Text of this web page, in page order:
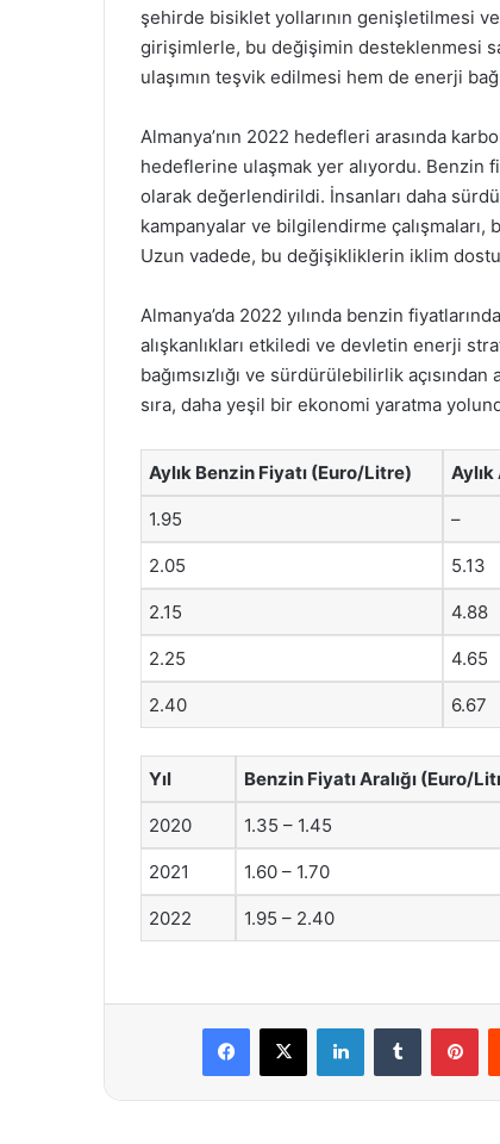
şehirde bisiklet yollarının genişletilmesi
girişimlerle, bu değişimin desteklenmesi
ulaşımın teşvik edilmesi hem de enerji
Almanya’nın 2022 hedefleri arasında
hedeflerine ulaşmak yer alıyordu. Benzin
olarak değerlendirildi. İnsanları daha
kampanyalar ve bilgilendirme
Uzun vadede, bu değişikliklerin iklim
Almanya’da 2022 yılında benzin
alışkanlıkları etkiledi ve devletin enerji
bağımsızlığı ve sürdürülebilirlik
sıra, daha yeşil bir ekonomi yaratma
Aylık Benzin Fiyatı (Euro/Litre) Aylık
1.95 –
2.05 5.13
2.15 4.88
2.25 4.65
2.40 6.67
Yıl Benzin Fiyatı Aralığı (Euro/
2020 1.35 – 1.45
2021 1.60 – 1.70
2022 1.95 – 2.40
Facebook
X LinkedInTumblr